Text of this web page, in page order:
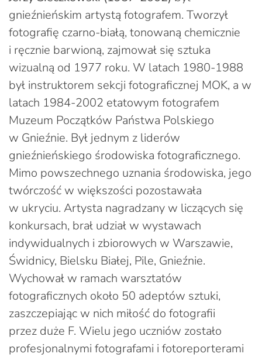
gnieźnieńskim artystą fotografem. Tworzył
fotografię czarno-białą, tonowaną chemicznie
i ręcznie barwioną, zajmował się sztuka
wizualną od 1977 roku. W latach 1980-1988
był instruktorem sekcji fotograficznej MOK, a w
latach 1984-2002 etatowym fotografem
Muzeum Początków Państwa Polskiego
w Gnieźnie. Był jednym z liderów
gnieźnieńskiego środowiska fotograficznego.
Mimo powszechnego uznania środowiska, jego
twórczość w większości pozostawała
w ukryciu. Artysta nagradzany w liczących się
konkursach, brał udział w wystawach
indywidualnych i zbiorowych w Warszawie,
Świdnicy, Bielsku Białej, Pile, Gnieźnie.
Wychował w ramach warsztatów
fotograficznych około 50 adeptów sztuki,
zaszczepiając w nich miłość do fotografii
przez duże F. Wielu jego uczniów zostało
profesjonalnymi fotografami i fotoreporterami